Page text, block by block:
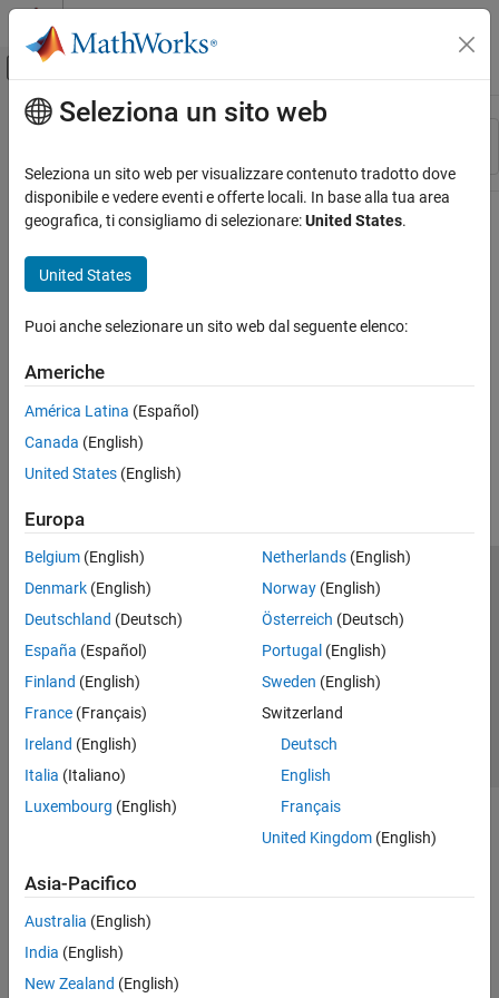
Vai al contenuto
Attiva/disattiva menu di navigazione
Risorsa
Stato
Contenuto principale
Seleziona un sito web
Seleziona un sito web per visualizzare contenuto tradotto dove
disponibile e vedere eventi e offerte locali. In base alla tua area
geografica, ti consigliamo di selezionare:United States.
United States
Puoi anche selezionare un sito web dal seguente elenco:
Americhe
América Latina (Español)
Canada (English)
United States (English)
Europa
Belgium (English)
Denmark (English)
Deutschland (Deutsch)
España (Español)
Finland (English)
France (Français)
Ireland (English)
Italia (Italiano)
Luxembourg (English)
Netherlands(English)
Norway(English)
Österreich (Deutsch)
Portugal (English)
Sweden (English)
Switzerland
Deutsch
English
Français
United Kingdom(English)
Asia-Pacifico
Australia (English)
India (English)
New Zealand (English)
Centro di fiducia
Informativa sulla privacy
Antipirateria
Stato dell'applicazione
Contatti
© 1994-2026 The MathWorks, Inc.